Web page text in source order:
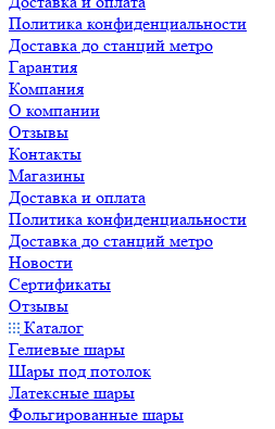
Политика конфиденциальности
Доставка до станций метро
Гарантия
Компания
О компании
Отзывы
Контакты
Магазины
Доставка и оплата
Политика конфиденциальности
Доставка до станций метро
Новости
Сертификаты
Отзывы
Каталог
Гелиевые шары
Шары под потолок
Латексные шары
Фольгированные шары